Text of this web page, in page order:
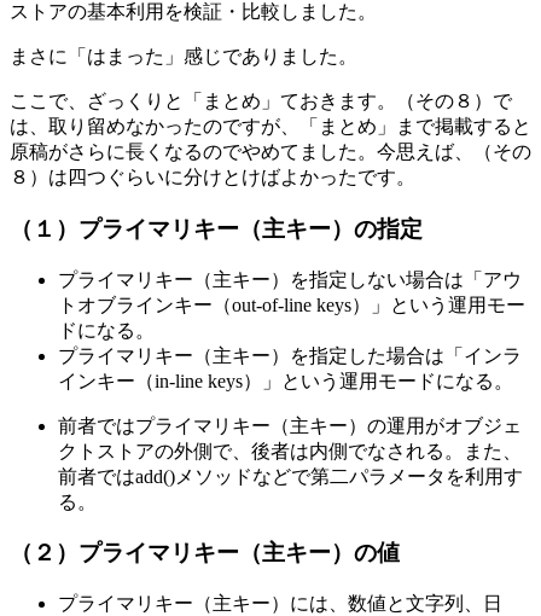
ストアの基本利用を検証・比較しました。
まさに「はまった」感じでありました。
ここで、ざっくりと「まとめ」ておきます。（その８）で
は、取り留めなかったのですが、「まとめ」まで掲載すると
原稿がさらに長くなるのでやめてました。今思えば、（その
８）は四つぐらいに分けとけばよかったです。
（１）プライマリキー（主キー）の指定
プライマリキー（主キー）を指定しない場合は「アウ
トオブラインキー（out-of-line keys）」という運用モー
ドになる。
プライマリキー（主キー）を指定した場合は「インラ
インキー（in-line keys）」という運用モードになる。
前者ではプライマリキー（主キー）の運用がオブジェ
クトストアの外側で、後者は内側でなされる。また、
前者ではadd()メソッドなどで第二パラメータを利用す
る。
（２）プライマリキー（主キー）の値
プライマリキー（主キー）には、数値と文字列、日